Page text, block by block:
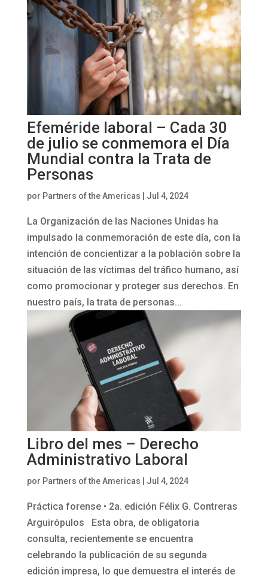
Efeméride laboral – Cada 30
de julio se conmemora el Día
Mundial contra la Trata de
Personas
por Partners of the Americas Jul 4, 2024
La Organización de las Naciones Unidas ha
impulsado la conmemoración de este día, con la
intención de concientizar a la población sobre la
situación de las víctimas del tráfico humano, así
como promocionar y proteger sus derechos. En
nuestro país, la trata de personas...
Libro del mes – Derecho
Administrativo Laboral
por Partners of the Americas Jul 4, 2024
Práctica forense • 2a. edición Félix G. Contreras
Arguirópulos Esta obra, de obligatoria
consulta, recientemente se encuentra
celebrando la publicación de su segunda
edición impresa, lo que demuestra el interés de